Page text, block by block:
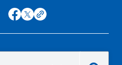
facebook
x copy